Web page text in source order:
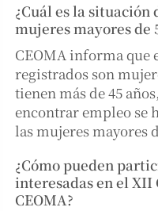
¿Cuál es la
mujeres mayores de
CEOMA informa que
registrados son
tienen más de 45
encontrar empleo se
las mujeres mayores
¿Cómo pueden
interesadas en el XII
CEOMA?